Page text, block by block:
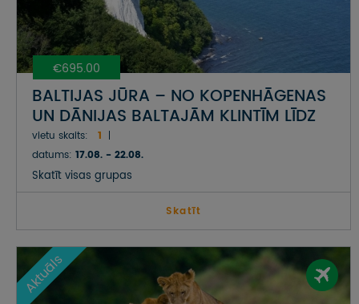
€695.00
BALTIJAS JŪRA – NO KOPENHĀGENAS
UN DĀNIJAS BALTAJĀM KLINTĪM LĪDZ
VĀCIJAS PIEKRASTES SALĀM UN
AUSTRUMPRŪSIJAI POLIJĀ
vietu skaits:
1
datums: 17.08. - 22.08.
Skatīt visas grupas
Skatīt
Aktuāls